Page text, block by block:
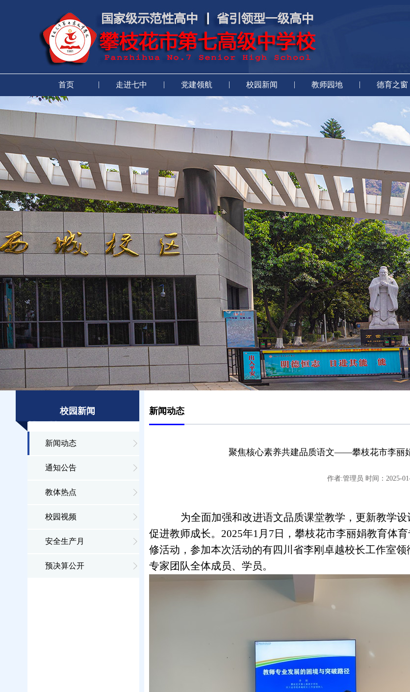
首页 | 走进七中 | 党建领航 | 校园新闻 | 教师园地 | 德育之窗
校园新闻
新闻动态
通知公告
教体热点
校园视频
安全生产月
预决算公开
新闻动态
聚焦核心素养共建品质语文——攀枝花市李丽
作者:管理员 时间：2025-
为全面加强和改进语文品质课堂教学，更新教学
促进教师成长。 2025年1月7日， 攀枝花市李丽娟教育体
修活动，参加本次活动的有四川省李刚卓越校长工作室领
专家团队全体成员、学员。